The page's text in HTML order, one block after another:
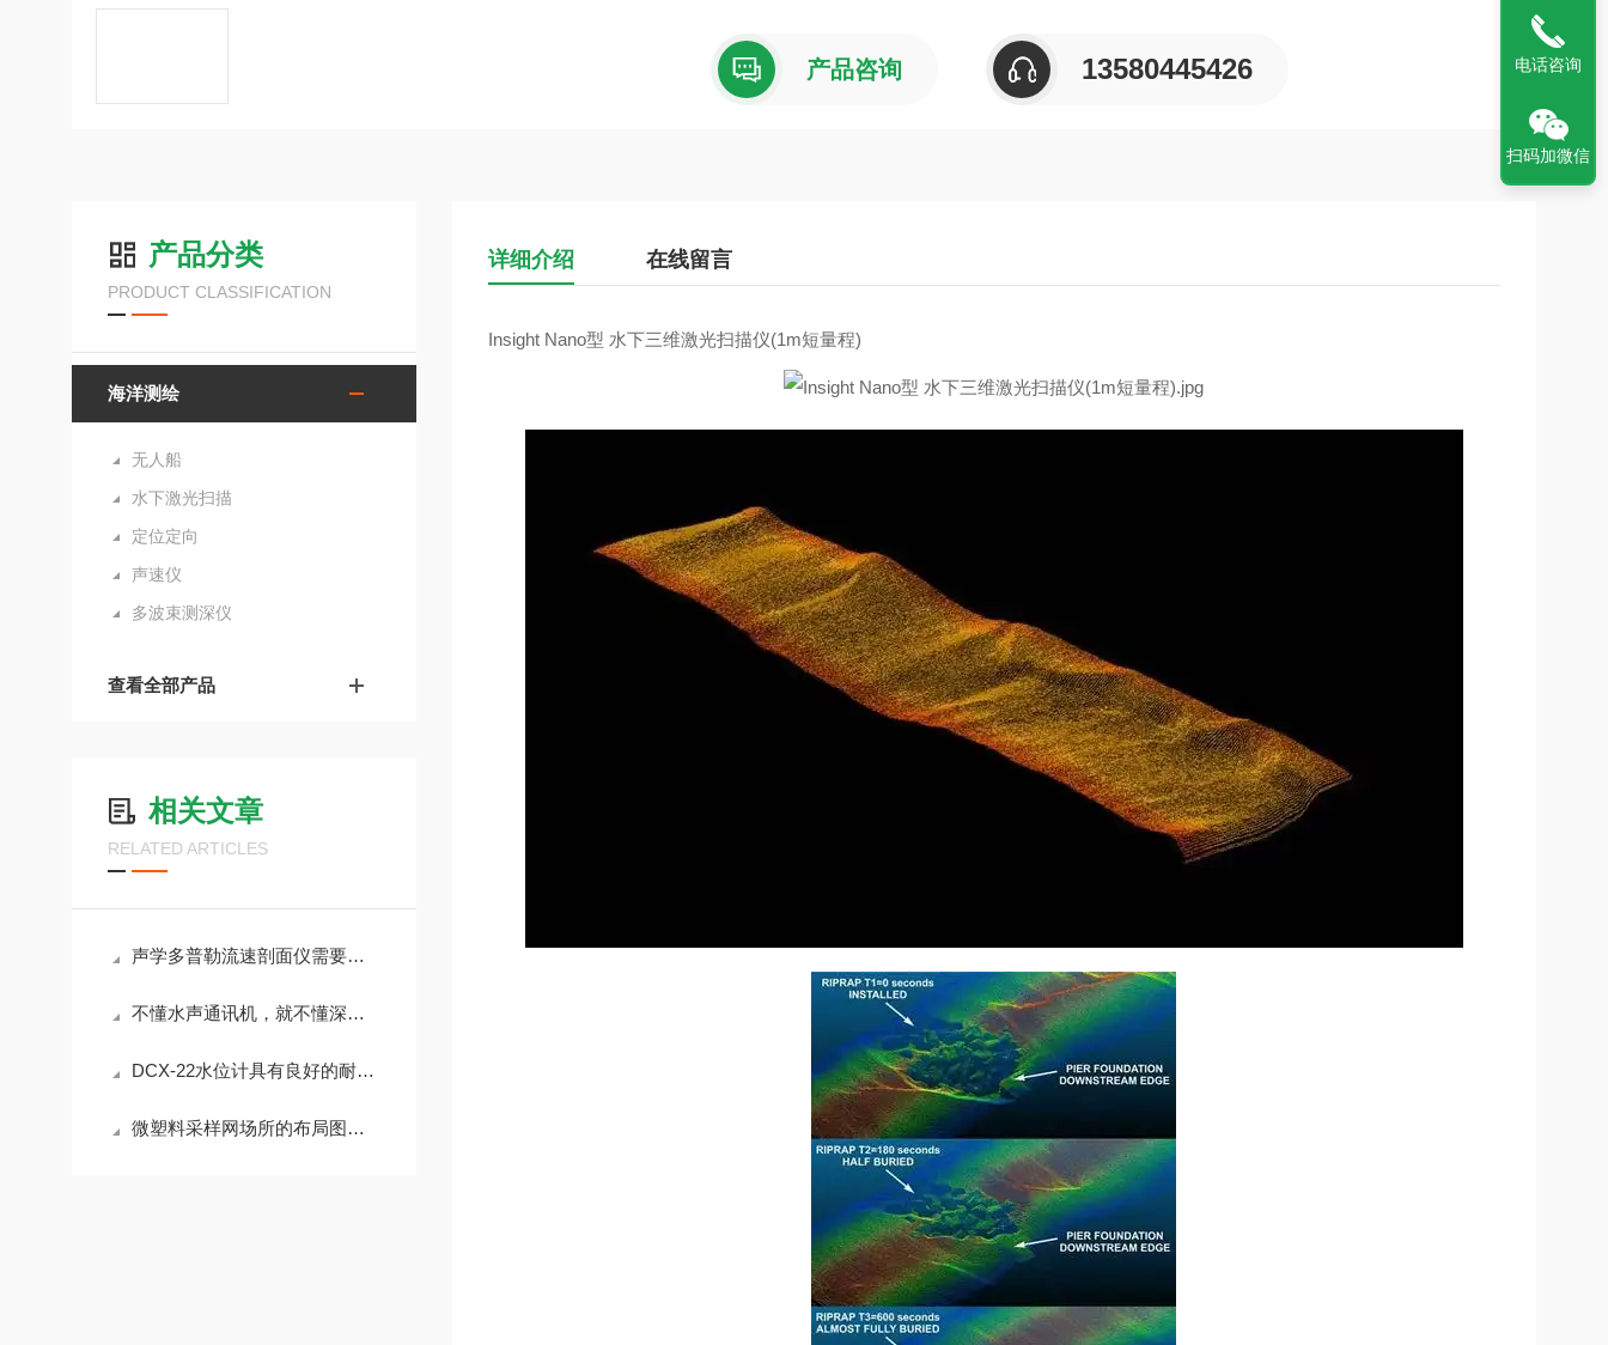
产品咨询 13580445426
产品分类
PRODUCT CLASSIFICATION
海洋测绘
无人船
水下激光扫描
定位定向
声速仪
多波束测深仪
查看全部产品
相关文章
RELATED ARTICLES
声学多普勒流速剖面仪需要定期进行维护和校准
不懂水声通讯机，就不懂深海探测！核心知识点一次讲透
DCX-22水位计具有良好的耐腐蚀性和抗压性
微塑料采样网场所的布局图和测量结果的确认方法
详细介绍 在线留言
Insight Nano型 水下三维激光扫描仪(1m短量程)
电话咨询
扫码加微信